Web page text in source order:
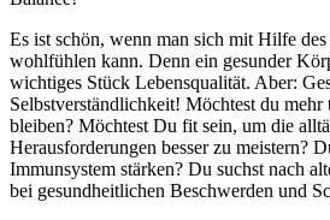
Es ist schön, wenn man sich mit Hilfe
wohlfühlen kann. Denn ein gesunder
wichtiges Stück Lebensqualität. Aber:
Selbstverständlichkeit! Möchtest du mehr
bleiben? Möchtest Du fit sein, um die
Herausforderungen besser zu meistern?
Immunsystem stärken? Du suchst nach
bei gesundheitlichen Beschwerden und